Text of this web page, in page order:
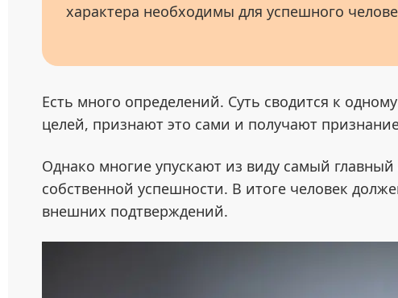
характера необходимы для успешного
Есть много определений. Суть сводится к
целей, признают это сами и получают
Однако многие упускают из виду самый
собственной успешности. В итоге человек
внешних подтверждений.